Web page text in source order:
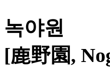
녹야원
[鹿野園,